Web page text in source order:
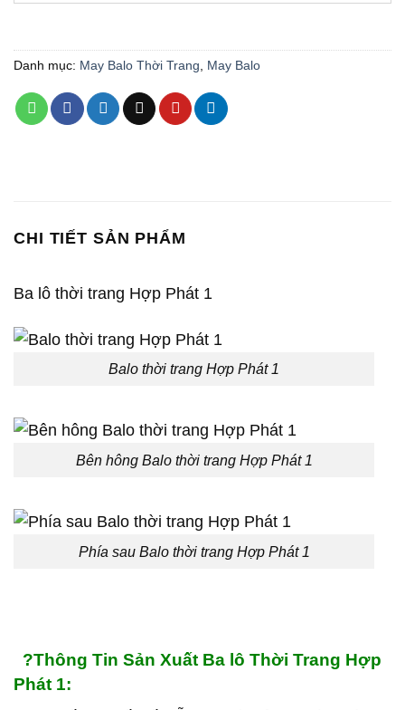
Danh mục: May Balo Thời Trang May Balo
CHI TIẾT SẢN PHẨM
Ba lô thời trang Hợp Phát 1
Balo thời trang Hợp Phát 1
Bên hông Balo thời trang Hợp Phát 1
Phía sau Balo thời trang Hợp Phát 1
?Thông Tin Sản Xuất Ba lô Thời Trang Hợp
Phát 1: